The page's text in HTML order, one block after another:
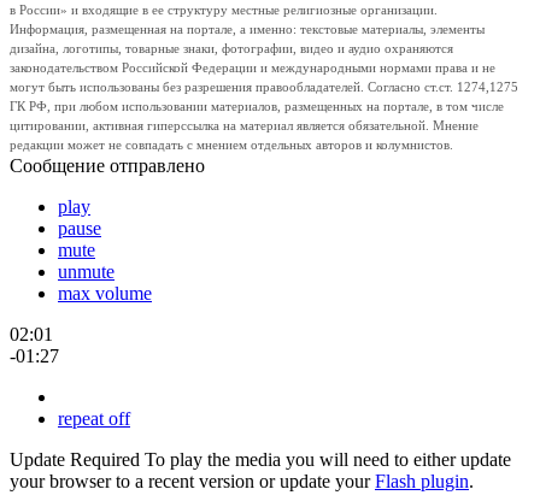
в России» и входящие в ее структуру местные религиозные организации.
Информация, размещенная на портале, а именно: текстовые материалы, элементы
дизайна, логотипы, товарные знаки, фотографии, видео и аудио охраняются
законодательством Российской Федерации и международными нормами права и не
могут быть использованы без разрешения правообладателей. Согласно ст.ст. 1274,1275
ГК РФ, при любом использовании материалов, размещенных на портале, в том числе
цитировании, активная гиперссылка на материал является обязательной. Мнение
редакции может не совпадать с мнением отдельных авторов и колумнистов.
Сообщение отправлено
play
pause
mute
unmute
max volume
02:01
-01:27
repeat off
Update Required To play the media you will need to either update
your browser to a recent version or update yourFlash plugin.